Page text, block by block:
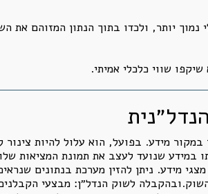
נמוך יותר, ולכדו בתוך הנתון המזוהם את
שווי כלכלי אמיתי.
מידע. בפועל, הוא עלול להיות
שנועד לעצב את תמונת המציאות
מידע. ניתן להזין מערכת בנתונים
לשוק הנדל״ן: מבצעי הקבלנים